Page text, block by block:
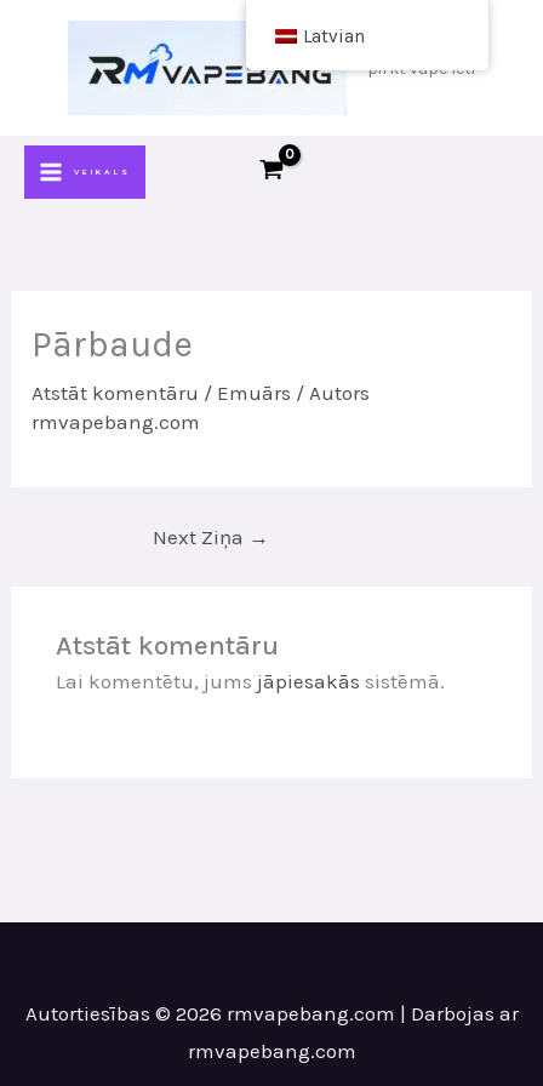
pirkt vape lēti
VEIKALS
Pārbaude
Atstāt komentāru / Emuārs / Autors
rmvapebang.com
Next Ziņa →
Atstāt komentāru
Lai komentētu, jums jāpiesakās sistēmā.
Autortiesības © 2026 rmvapebang.com | Darbojas ar
rmvapebang.com
Latvian